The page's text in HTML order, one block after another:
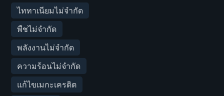
ไททาเนียมไม่จำกัด
พืชไม่จำกัด
พลังงานไม่จำกัด
ความร้อนไม่จำกัด
แก้ไขเมกะเครดิต